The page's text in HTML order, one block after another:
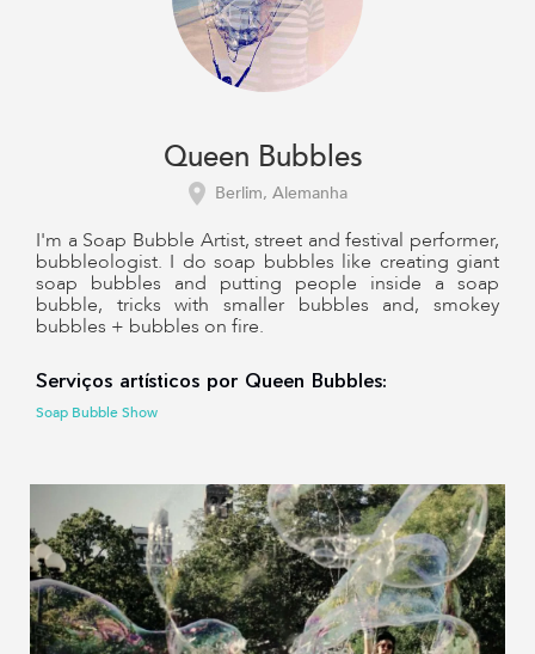
Queen Bubbles
Berlim, Alemanha
I'm a Soap Bubble Artist, street and festival performer,
bubbleologist. I do soap bubbles like creating giant
soap bubbles and putting people inside a soap
bubble, tricks with smaller bubbles and, smokey
bubbles + bubbles on fire.
Serviços artísticos por Queen Bubbles:
Soap Bubble Show